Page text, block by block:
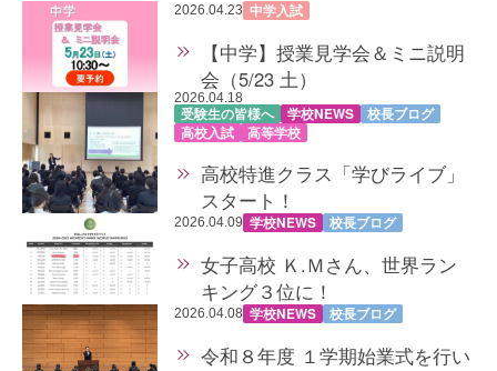
2026.04.23 中学入試
【中学】授業見学会＆ミニ説明
会（5/23 土）
2026.04.18
受験生の皆様へ 学校NEWS
校長ブログ
高校入試
高等学校
高校特進クラス「学びライブ」
スタート！
2026.04.09 学校NEWS 校長ブログ
女子高校 Ｋ.Ｍさん、世界ラン
キング３位に！
2026.04.08 学校NEWS 校長ブログ
令和８年度 １学期始業式を行い